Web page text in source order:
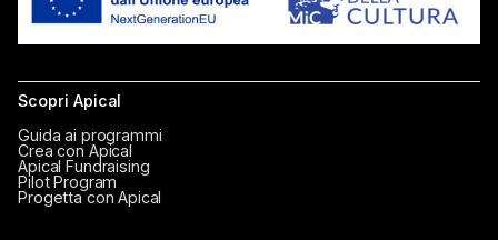
Scopri Apical
Guida ai programmi
Crea con Apical
Apical Fundraising
Pilot Program
Progetta con Apical